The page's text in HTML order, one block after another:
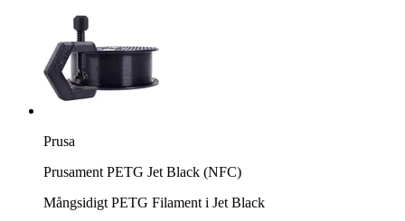
Prusa
Prusament PETG Jet Black (NFC)
Mångsidigt PETG Filament i Jet Black